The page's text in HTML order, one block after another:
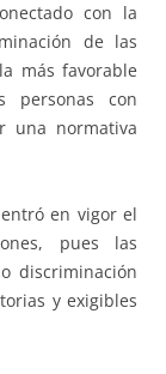
con la
de las
más favorable
personas con
una normativa
en vigor el
pues las
discriminación
y exigibles